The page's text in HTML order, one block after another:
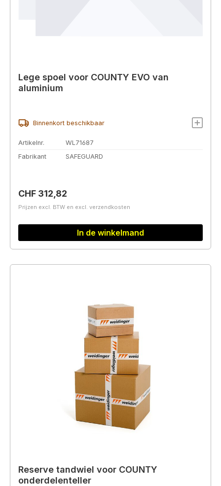
Lege spoel voor COUNTY EVO van
aluminium
Binnenkort beschikbaar
Artikelnr.
WL71687
Fabrikant
SAFEGUARD
Normale prijs:
CHF 312,82
Prijzen excl. BTW en excl. verzendkosten
In de winkelmand
Reserve tandwiel voor COUNTY
onderdelenteller